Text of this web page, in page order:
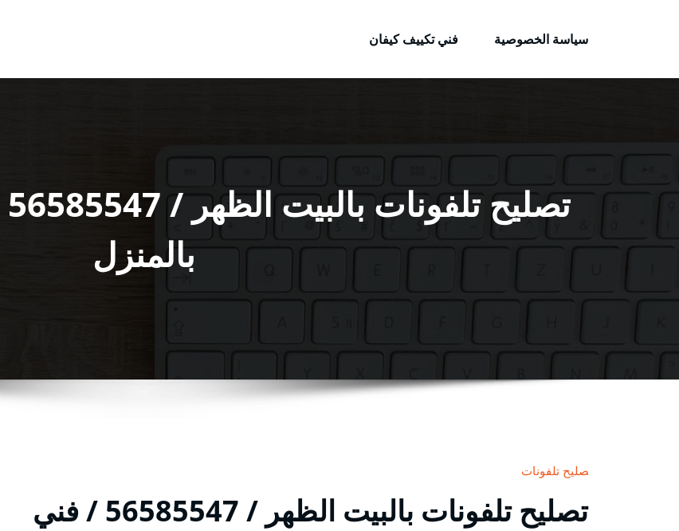
سياسة الخصوصية
فني تكييف كيفان
بالمنزل
تصليح تلفونات
تصليح تلفونات بالبيت الظهر / 56585547 / فني